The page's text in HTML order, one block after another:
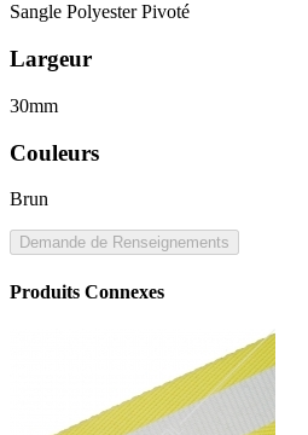
Sangle Polyester Pivoté
Largeur
30mm
Couleurs
Brun
Demande de Renseignements
Produits Connexes